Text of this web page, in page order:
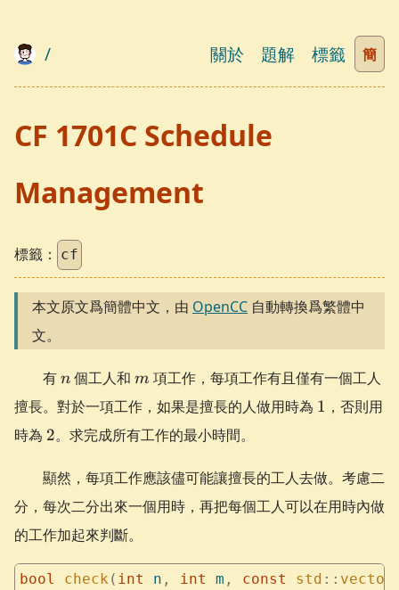
/ 關於 題解 標籤 簡
CF 1701C Schedule
Management
標籤： cf
本文原文爲簡體中文，由 OpenCC 自動轉換爲繁體中
文。
有n
n 個工人和 m
m 項工作，每項工作有且僅有一個工人
擅長。對於一項工作，如果是擅長的人做用時為 1
1 ，否則用
時為 2
2。求完成所有工作的最小時間。
顯然，每項工作應該儘可能讓擅長的工人去做。考慮二
分，每次二分出來一個用時，再把每個工人可以在用時內做
的工作加起來判斷。
bool check ( int n , int m , const std :: vector